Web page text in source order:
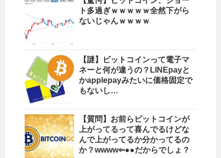
ト多過ぎｗｗｗｗｗ全然下がら
ないじゃんｗｗｗｗ
【謎】ビットコインって電子マ
ネーと何が違うの？LINEpayと
かapplepayみたいに価格固定で
もないし…
【質問】お前らビットコインが
上がってるって喜んでるけどな
んで上がってるか分かってるの
か？wwww⇐●●だからでしょ？